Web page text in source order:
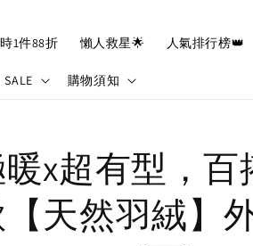
1件88折 懶人救星🌟 人氣排行榜👑
SALE 購物須知
x超有型，百
天然羽絨】